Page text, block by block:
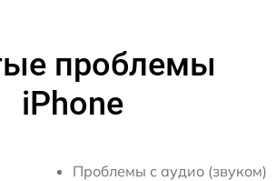
проблемы
iPhone
Проблемы с аудио (звуком)